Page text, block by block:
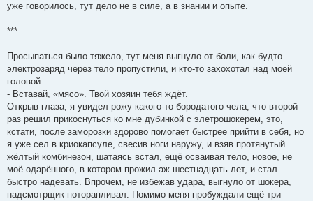
уже говорилось, тут дело не в силе, а в знании и опыте.
***
Просыпаться было тяжело, тут меня выгнуло от боли, как будто
электрозаряд через тело пропустили, и кто-то захохотал над моей
головой.
- Вставай, «мясо». Твой хозяин тебя ждёт.
Открыв глаза, я увидел рожу какого-то бородатого чела, что второй
раз решил прикоснуться ко мне дубинкой с элетрошокерем, это,
кстати, после заморозки здорово помогает быстрее прийти в себя, но
я уже сел в криокапсуле, свесив ноги наружу, и взяв протянутый
жёлтый комбинезон, шатаясь встал, ещё осваивая тело, новое, не
моё одарённого, в котором прожил аж шестнадцать лет, и стал
быстро надевать. Впрочем, не избежав удара, выгнуло от шокера,
надсмотрщик поторапливал. Помимо меня пробуждали ещё три